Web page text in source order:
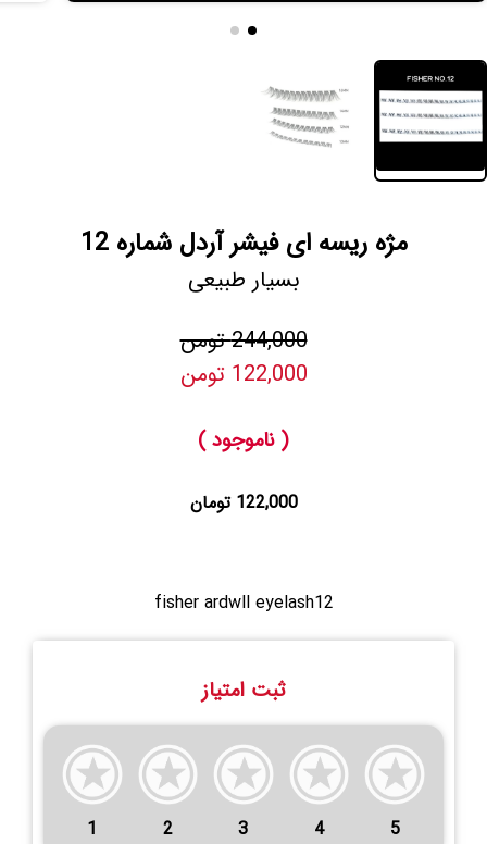
مژه ریسه ای فیشر آردل شماره 12
بسیار طبیعی
244,000 تومن
122,000 تومن
( ناموجود )
122,000 تومان
fisher ardwll eyelash12
ثبت امتیاز
1 2 3 4 5